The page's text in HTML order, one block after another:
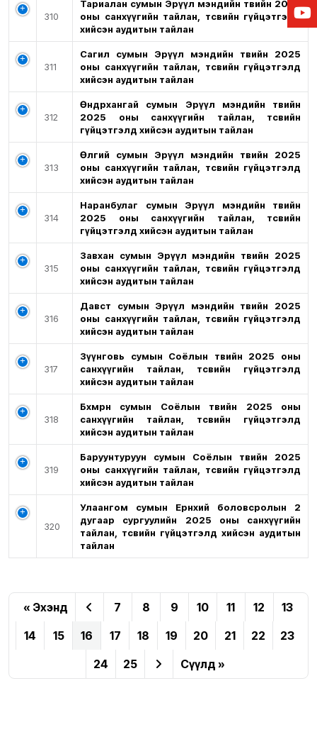
310
Тариалан сумын Эрүүл мэндийн төвийн 2025
оны санхүүгийн тайлан, төсвийн гүйцэтгэлд
хийсэн аудитын тайлан
311
Сагил сумын Эрүүл мэндийн төвийн 2025
оны санхүүгийн тайлан, төсвийн гүйцэтгэлд
хийсэн аудитын тайлан
312
Өндөрхангай сумын Эрүүл мэндийн төвийн
2025 оны санхүүгийн тайлан, төсвийн
гүйцэтгэлд хийсэн аудитын тайлан
313
Өлгий сумын Эрүүл мэндийн төвийн 2025
оны санхүүгийн тайлан, төсвийн гүйцэтгэлд
хийсэн аудитын тайлан
314
Наранбулаг сумын Эрүүл мэндийн төвийн
2025 оны санхүүгийн тайлан, төсвийн
гүйцэтгэлд хийсэн аудитын тайлан
315
Завхан сумын Эрүүл мэндийн төвийн 2025
оны санхүүгийн тайлан, төсвийн гүйцэтгэлд
хийсэн аудитын тайлан
316
Давст сумын Эрүүл мэндийн төвийн 2025
оны санхүүгийн тайлан, төсвийн гүйцэтгэлд
хийсэн аудитын тайлан
317
Зүүнговь сумын Соёлын төвийн 2025 оны
санхүүгийн тайлан, төсвийн гүйцэтгэлд
хийсэн аудитын тайлан
318
Бөхмөрөн сумын Соёлын төвийн 2025 оны
санхүүгийн тайлан, төсвийн гүйцэтгэлд
хийсэн аудитын тайлан
319
Баруунтуруун сумын Соёлын төвийн 2025
оны санхүүгийн тайлан, төсвийн гүйцэтгэлд
хийсэн аудитын тайлан
320
Улаангом сумын Ерөнхий боловсролын 2
дугаар сургуулийн 2025 оны санхүүгийн
тайлан, төсвийн гүйцэтгэлд хийсэн аудитын
тайлан
« Эхэнд 7 8 9 10 11 12
13
14
15 16 17 18 19 20 21 22
23
24
25 Сүүлд »